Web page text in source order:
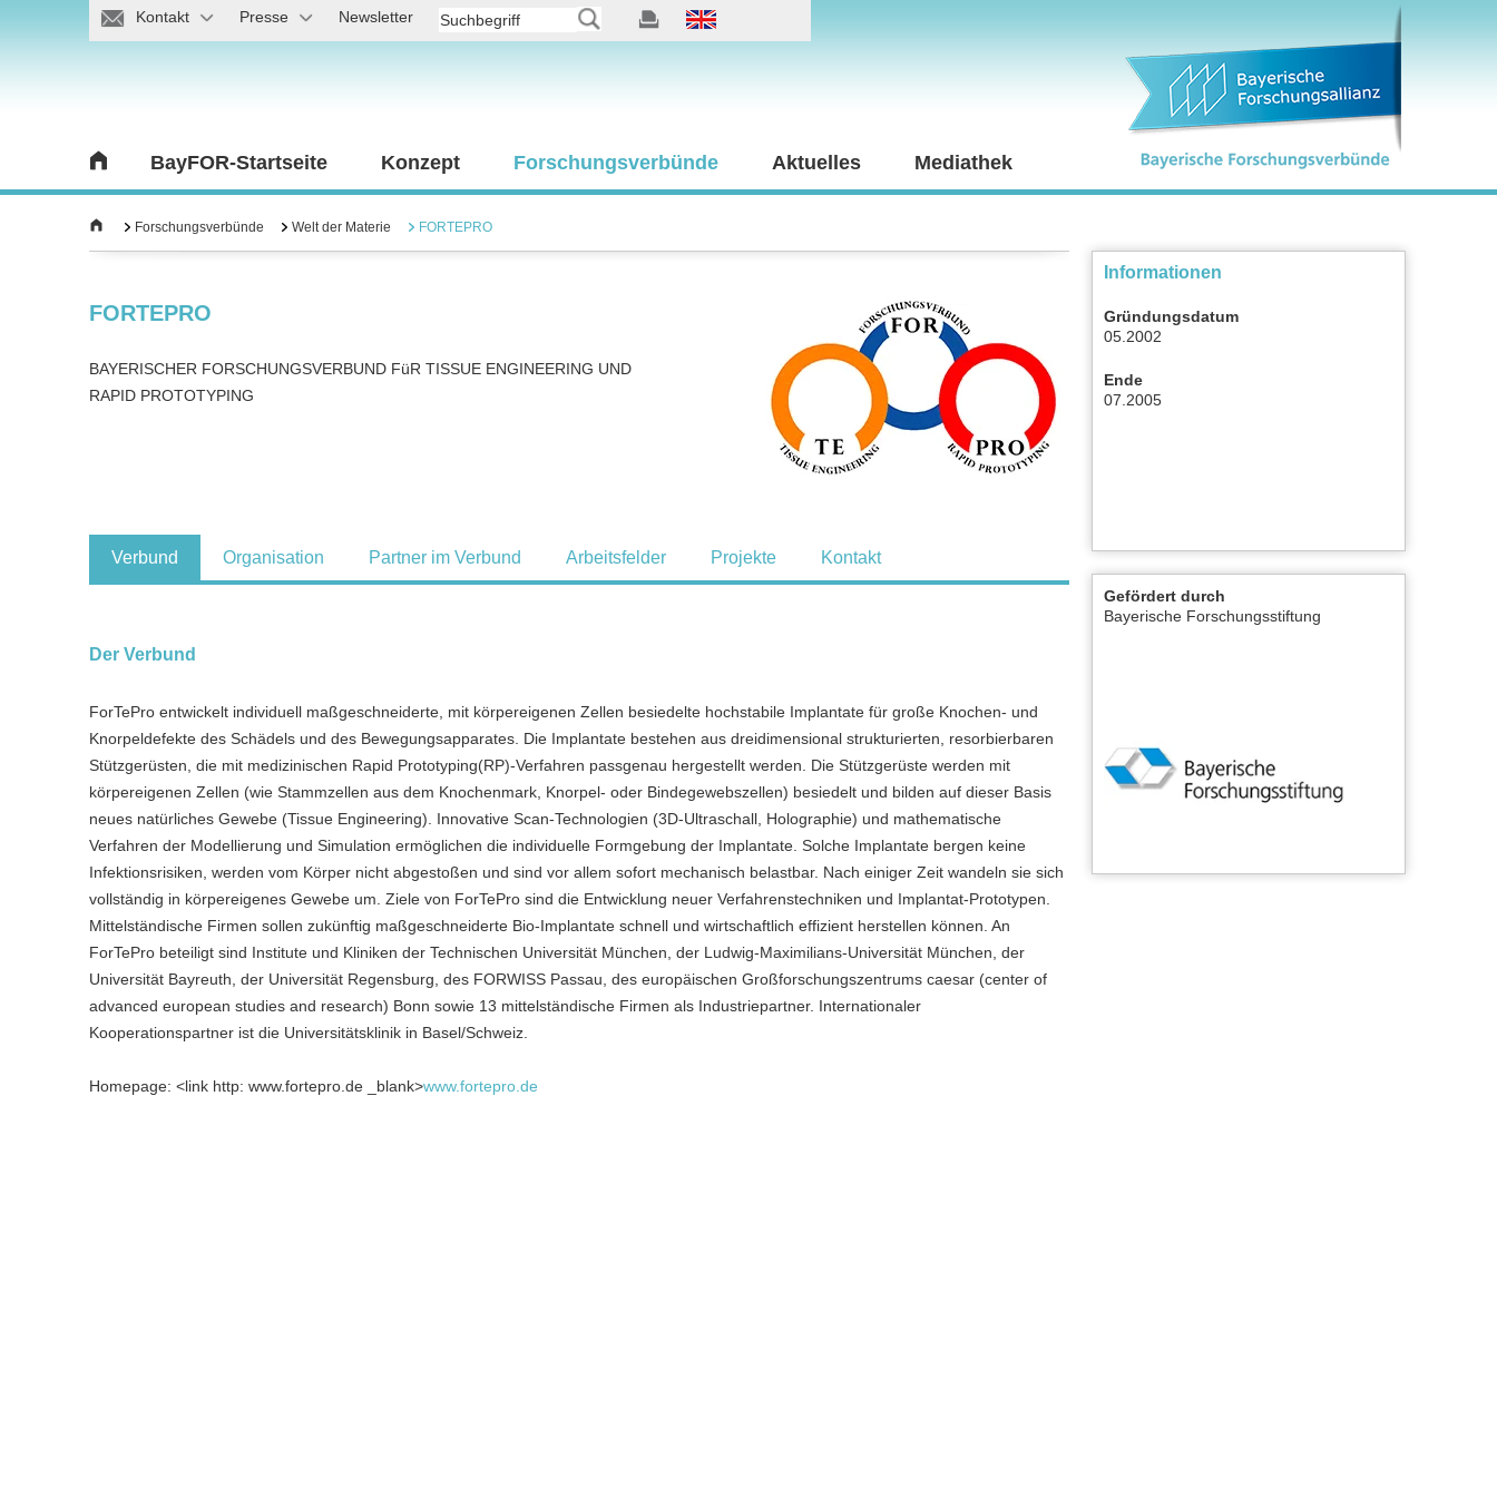
Kontakt Presse Newsletter
BayFOR-Startseite Konzept Forschungsverbünde Aktuelles Mediathek
Forschungsverbünde Welt der Materie FORTEPRO
FORTEPRO
BAYERISCHER FORSCHUNGSVERBUND FüR TISSUE ENGINEERING UND
RAPID PROTOTYPING
Verbund Organisation Partner im Verbund Arbeitsfelder Projekte Kontakt
Der Verbund
ForTePro entwickelt individuell maßgeschneiderte, mit körpereigenen Zellen besiedelte hochstabile Implantate für große Knochen- und
Knorpeldefekte des Schädels und des Bewegungsapparates. Die Implantate bestehen aus dreidimensional strukturierten, resorbierbaren
Stützgerüsten, die mit medizinischen Rapid Prototyping(RP)-Verfahren passgenau hergestellt werden. Die Stützgerüste werden mit
körpereigenen Zellen (wie Stammzellen aus dem Knochenmark, Knorpel- oder Bindegewebszellen) besiedelt und bilden auf dieser Basis
neues natürliches Gewebe (Tissue Engineering). Innovative Scan-Technologien (3D-Ultraschall, Holographie) und mathematische
Verfahren der Modellierung und Simulation ermöglichen die individuelle Formgebung der Implantate. Solche Implantate bergen keine
Infektionsrisiken, werden vom Körper nicht abgestoßen und sind vor allem sofort mechanisch belastbar. Nach einiger Zeit wandeln sie sich
vollständig in körpereigenes Gewebe um. Ziele von ForTePro sind die Entwicklung neuer Verfahrenstechniken und Implantat-Prototypen.
Mittelständische Firmen sollen zukünftig maßgeschneiderte Bio-Implantate schnell und wirtschaftlich effizient herstellen können. An
ForTePro beteiligt sind Institute und Kliniken der Technischen Universität München, der Ludwig-Maximilians-Universität München, der
Universität Bayreuth, der Universität Regensburg, des FORWISS Passau, des europäischen Großforschungszentrums caesar (center of
advanced european studies and research) Bonn sowie 13 mittelständische Firmen als Industriepartner. Internationaler
Kooperationspartner ist die Universitätsklinik in Basel/Schweiz.
Homepage: <link http: www.fortepro.de _blank>www.fortepro.de
Informationen
Gründungsdatum
05.2002
Ende
07.2005
Gefördert durch
Bayerische Forschungsstiftung